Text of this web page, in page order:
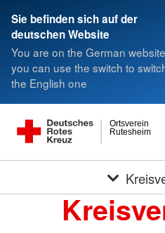
Sie befinden sich auf der
deutschen Website
You are on the German
you can use the switch to
the English one
Rutesheim
Ortsverein